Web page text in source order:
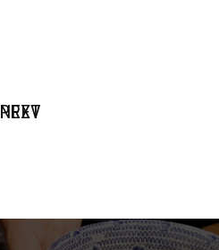
PREV
NEXT